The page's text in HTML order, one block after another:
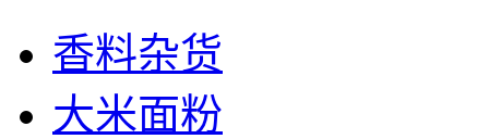
香料杂货
大米面粉